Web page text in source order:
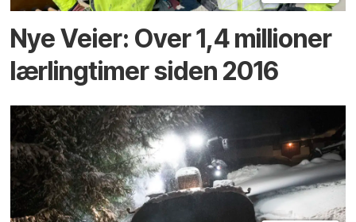
Nye Veier: Over 1,4 millioner
lærlingtimer siden 2016